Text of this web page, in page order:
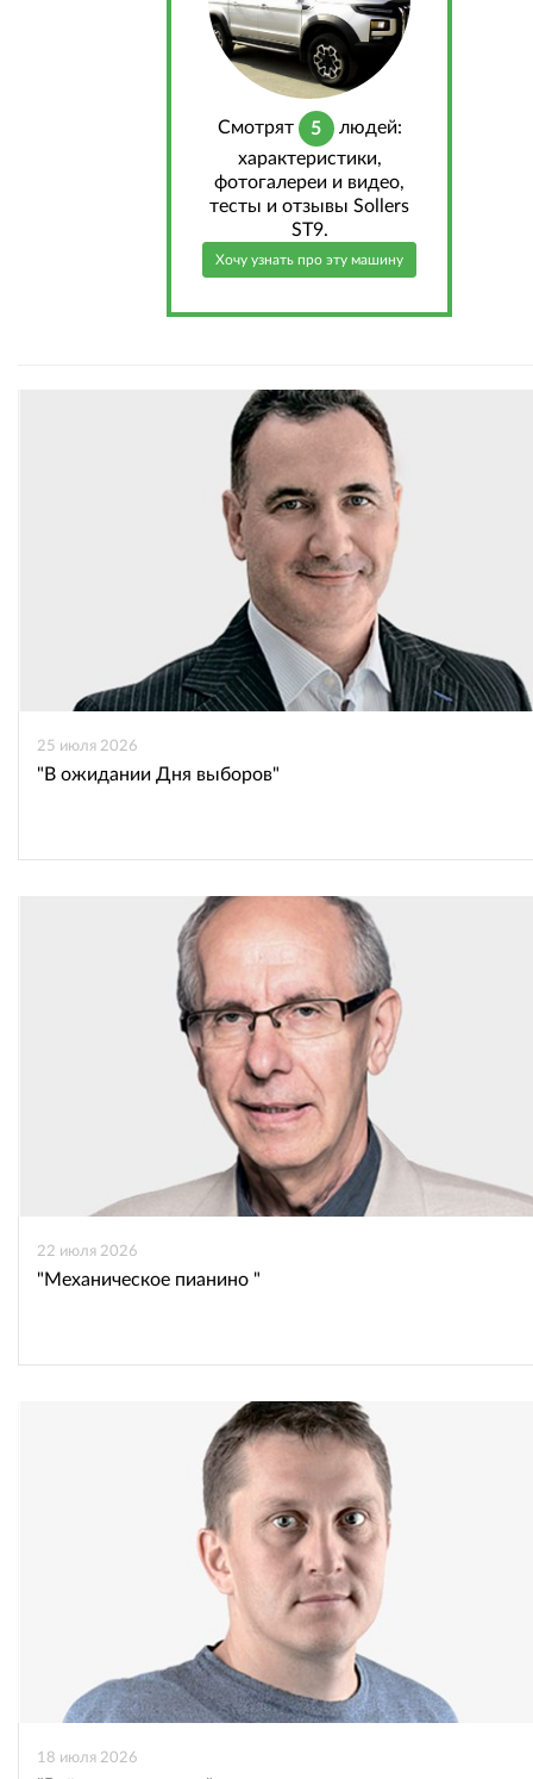
Cмотрят 5
людей:
характеристики,
фотогалереи и видео,
тесты и отзывы Sollers
ST9.
Хочу узнать про эту машину
25 июля 2026
"В ожидании Дня выборов"
22 июля 2026
"Механическое пианино "
18 июля 2026